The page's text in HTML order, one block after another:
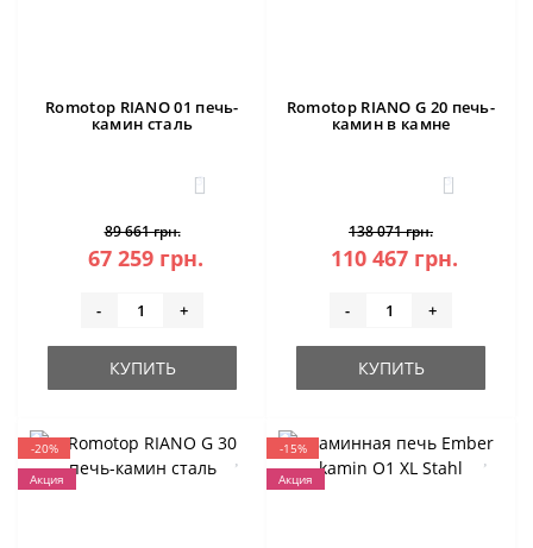
Romotop RIANO 01 печь-
камин сталь
3
89 661 грн.
67 259 грн.
- +
КУПИТЬ
Romotop RIANO G 20 печь-
камин в камне
3
138 071 грн.
110 467 грн.
- +
КУПИТЬ
-20%
Акция
-15%
Акция